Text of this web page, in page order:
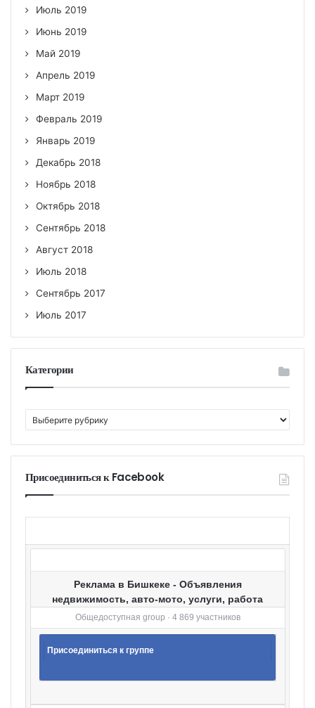
Июль 2019
Июнь 2019
Май 2019
Апрель 2019
Март 2019
Февраль 2019
Январь 2019
Декабрь 2018
Ноябрь 2018
Октябрь 2018
Сентябрь 2018
Август 2018
Июль 2018
Сентябрь 2017
Июль 2017
Категории
а
т
г
и
Присоединиться к Facebook
Реклама в Бишкеке - Объявления
недвижимость, авто-мото, услуги, работа
Общедоступная group · 4 869 участников
Присоединиться к группе